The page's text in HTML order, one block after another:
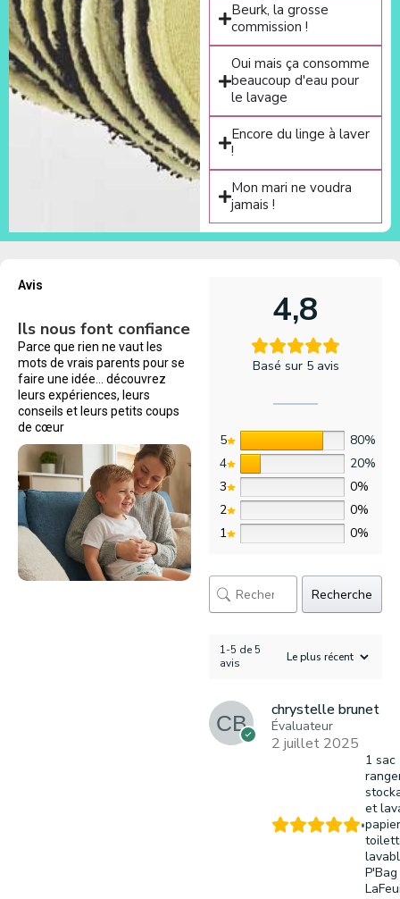
Beurk, la grosse
commission !
Oui mais ça consomme
beaucoup d'eau pour
le lavage
Encore du linge à laver
!
Mon mari ne voudra
jamais !
Avis
Ils nous font confiance
Parce que rien ne vaut les
mots de vrais parents pour se
faire une idée… découvrez
leurs expériences, leurs
conseils et leurs petits coups
de cœur
4,8
Basé sur 5 avis
5
80%
4
20%
3
0%
2
0%
1
0%
Recherche
1-5 de 5
avis
chrystelle brunet
Évaluateur
2 juillet 2025
1 sac
et
papier
P'Bag